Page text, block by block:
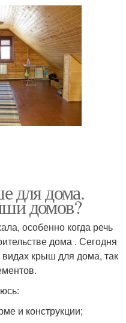
для дома.
домов?
особенно когда речь
дома . Сегодня
видах крыш для дома, так
и конструкции;